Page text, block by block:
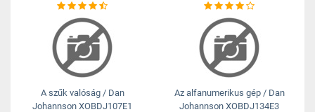
A szűk valóság / Dan
Johannson XOBDJ107E1
Az alfanumerikus gép / Dan
Johannson XOBDJ134E3